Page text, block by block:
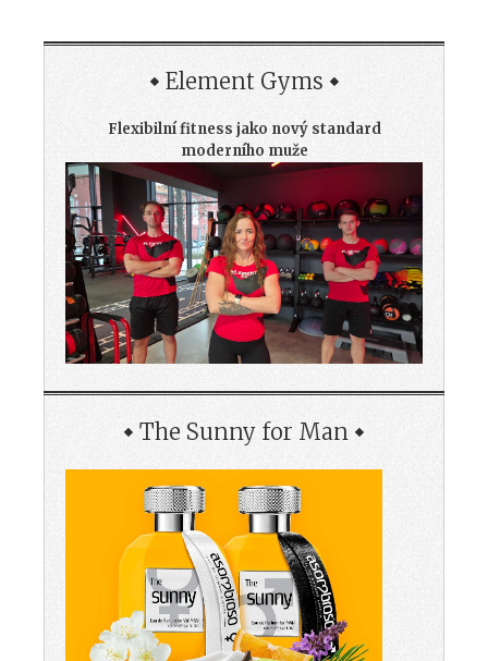
Element Gyms
Flexibilní fitness jako nový standard
moderního muže
The Sunny for Man